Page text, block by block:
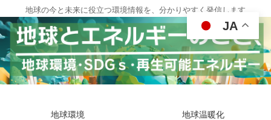
地球の今と未来に役立つ環境情報を、分かりやすく発信します
地球環境 地球温暖化
JA